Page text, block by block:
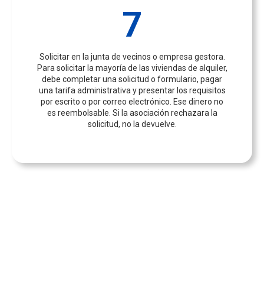
7
Solicitar en la junta de vecinos o empresa gestora.
Para solicitar la mayoría de las viviendas de alquiler,
debe completar una solicitud o formulario, pagar
una tarifa administrativa y presentar los requisitos
por escrito o por correo electrónico. Ese dinero no
es reembolsable. Si la asociación rechazara la
solicitud, no la devuelve.